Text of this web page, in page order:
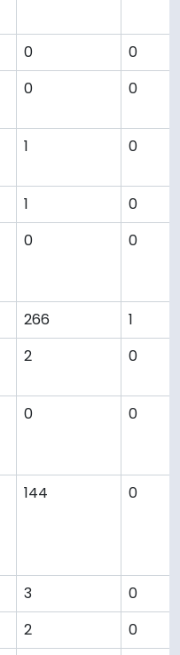
0
0
0 0
1 0
1
0
0 0
266
1
2 0
0 0
144 0
3
0
2
0